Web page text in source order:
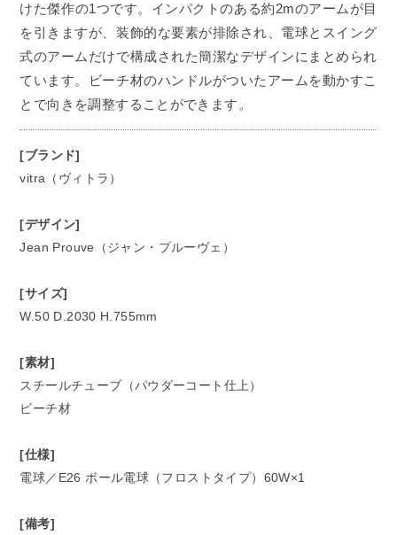
けた傑作の1つです。インパクトのある約2mのアームが目
を引きますが、装飾的な要素が排除され、電球とスイング
式のアームだけで構成された簡潔なデザインにまとめられ
ています。ビーチ材のハンドルがついたアームを動かすこ
とで向きを調整することができます。
[ブランド]
vitra（ヴィトラ）
[デザイン]
Jean Prouve（ジャン・プルーヴェ）
[サイズ]
W.50 D.2030 H.755mm
[素材]
スチールチューブ（パウダーコート仕上）
ビーチ材
[仕様]
電球／E26 ボール電球（フロストタイプ）60W×1
[備考]